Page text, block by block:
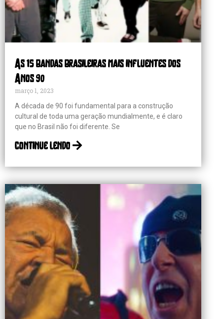
As 15 bandas brasileiras mais influentes dos
Anos 90
março 1, 2023
A década de 90 foi fundamental para a construção
cultural de toda uma geração mundialmente, e é claro
que no Brasil não foi diferente. Se
continue lendo